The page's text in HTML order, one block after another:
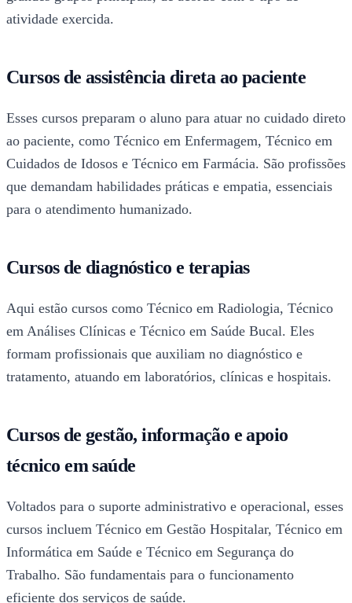
atividade exercida.
Cursos de assistência direta ao paciente
Esses cursos preparam o aluno para atuar no cuidado direto
ao paciente, como Técnico em Enfermagem, Técnico em
Cuidados de Idosos e Técnico em Farmácia. São profissões
que demandam habilidades práticas e empatia, essenciais
para o atendimento humanizado.
Cursos de diagnóstico e terapias
Aqui estão cursos como Técnico em Radiologia, Técnico
em Análises Clínicas e Técnico em Saúde Bucal. Eles
formam profissionais que auxiliam no diagnóstico e
tratamento, atuando em laboratórios, clínicas e hospitais.
Cursos de gestão, informação e apoio
técnico em saúde
Voltados para o suporte administrativo e operacional, esses
cursos incluem Técnico em Gestão Hospitalar, Técnico em
Informática em Saúde e Técnico em Segurança do
Trabalho. São fundamentais para o funcionamento
eficiente dos serviços de saúde.